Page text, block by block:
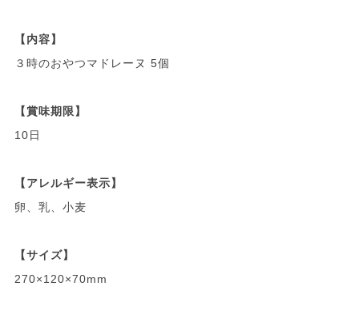
【内容】
３時のおやつマドレーヌ 5個
【賞味期限】
10日
【アレルギー表示】
卵、乳、小麦
【サイズ】
270×120×70mm